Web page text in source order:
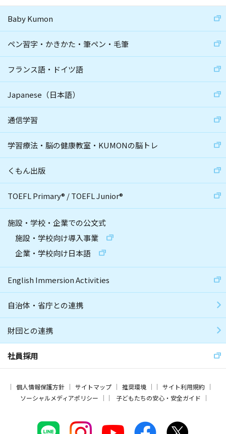
Baby Kumon
ペン習字・かきかた・筆ペン・毛筆
フランス語・ドイツ語
Japanese（日本語）
通信学習
学習療法・脳の健康教室・KUMONの脳トレ
くもん出版
TOEFL Primary® /TOEFL Junior®
施設・学校・企業での公文式
施設・学校向け導入事業
企業・学校向け日本語
English Immersion Activities
自治体・省庁との連携
財団との連携
社員採用
個人情報保護方針 サイトマップ 推奨環境
サイト利用規約
ソーシャルメディアポリシー
子どもたちの安心・安全ガイド